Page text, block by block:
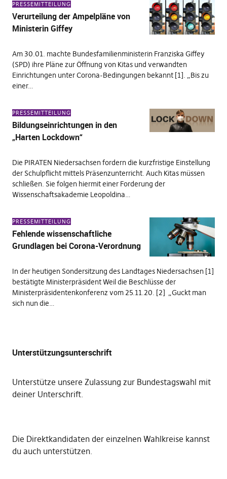
PRESSEMITTEILUNG
Verurteilung der Ampelpläne von
Ministerin Giffey
Am 30.01. machte Bundesfamilienministerin Franziska Giffey
(SPD) ihre Pläne zur Öffnung von Kitas und verwandten
Einrichtungen unter Corona-Bedingungen bekannt [1]. „Bis zu
einer…
PRESSEMITTEILUNG
Bildungseinrichtungen in den
„Harten Lockdown“
Die PIRATEN Niedersachsen fordern die kurzfristige Einstellung
der Schulpflicht mittels Präsenzunterricht. Auch Kitas müssen
schließen. Sie folgen hiermit einer Forderung der
Wissenschaftsakademie Leopoldina…
PRESSEMITTEILUNG
Fehlende wissenschaftliche
Grundlagen bei Corona-Verordnung
In der heutigen Sondersitzung des Landtages Niedersachsen [1]
bestätigte Ministerpräsident Weil die Beschlüsse der
Ministerpräsidentenkonferenz vom 25.11.20. [2] „Guckt man
sich nun die…
Unterstützungsunterschrift
Unterstütze unsere Zulassung zur Bundestagswahl mit
deiner Unterschrift.
Die Direktkandidaten der einzelnen Wahlkreise kannst
du auch unterstützen.